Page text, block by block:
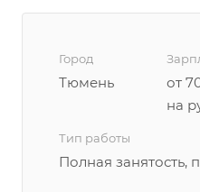
Город
Тюмень
от
на
Тип работы
Полная занятость,